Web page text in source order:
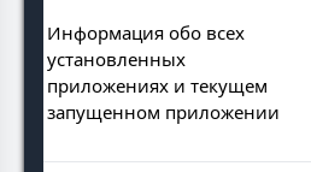
Информация обо всех
установленных
приложениях и текущем
запущенном приложении